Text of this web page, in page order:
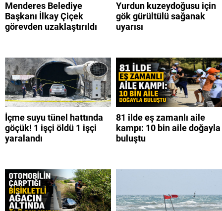
Menderes Belediye
Başkanı İlkay Çiçek
görevden uzaklaştırıldı
Yurdun kuzeydoğusu için
gök gürültülü sağanak
uyarısı
İçme suyu tünel hattında
göçük! 1 işçi öldü 1 işçi
yaralandı
81 ilde eş zamanlı aile
kampı: 10 bin aile doğayla
buluştu